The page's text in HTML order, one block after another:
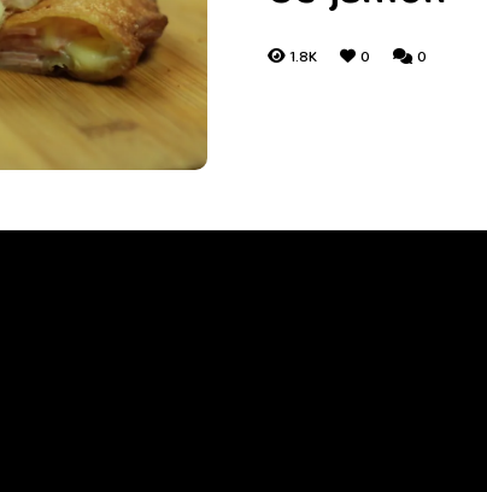
1.8K 0 0